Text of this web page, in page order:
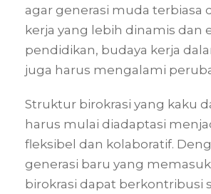
agar generasi muda terbiasa
kerja yang lebih dinamis dan
pendidikan, budaya kerja
juga harus mengalami
Struktur birokrasi yang kaku
harus mulai diadaptasi
fleksibel dan kolaboratif.
generasi baru yang
birokrasi dapat berkontribusi